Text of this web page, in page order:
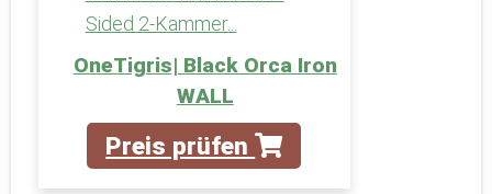
OneTigris| Black Orca Iron
WALL
Preis prüfen